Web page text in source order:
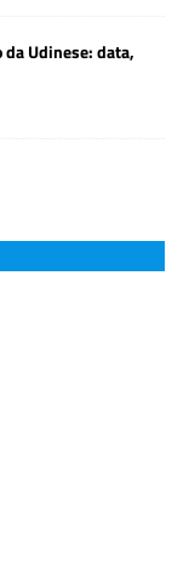
Udinese: data,